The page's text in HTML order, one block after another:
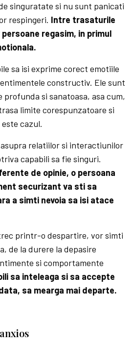
singuratate si nu sunt panicati
respingeri. Intre trasaturile
regasim, in primul
sa isi exprime corect emotiile
constructiv. Ele sunt
si sanatoasa, asa cum,
limite corespunzatoare si
cazul.
relatiilor si interactiunilor
capabili sa fie singuri.
de opinie, o persoana
securizant va sti sa
a simti nevoia sa isi atace
printr-o despartire, vor simti
de la durere la depasire
si comportamente
sa inteleaga si sa accepte
sa mearga mai departe.